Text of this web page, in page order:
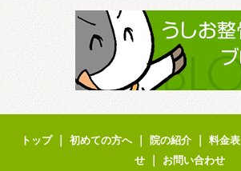
トップ｜ 初めての方へ｜ 院の紹介 ｜ 料金表
せ｜ お問い合わせ